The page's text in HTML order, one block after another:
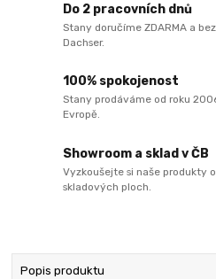
Do 2 pracovních dnů
Stany doručíme ZDARMA a
Dachser.
100% spokojenost
Stany prodáváme od roku
Evropě.
Showroom a sklad v ČB
Vyzkoušejte si naše produkty
skladových ploch.
Popis produktu